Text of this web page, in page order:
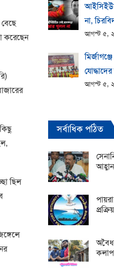
করেছেন
ছিল
না,
আগস্ট ৫,
আগস্ট ৫,
সর্বাধিক পঠিত
অবৈধ